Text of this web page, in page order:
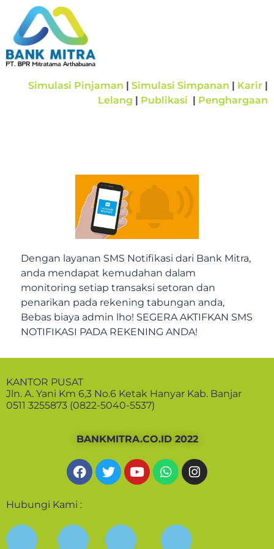
Simulasi Pinjaman | Simulasi Simpanan | Karir |
Lelang | Publikasi | Penghargaan
Dengan layanan SMS Notifikasi dari Bank Mitra,
anda mendapat kemudahan dalam
monitoring setiap transaksi setoran dan
penarikan pada rekening tabungan anda,
Bebas biaya admin lho! SEGERA AKTIFKAN SMS
NOTIFIKASI PADA REKENING ANDA!
KANTOR PUSAT
Jln. A. Yani Km 6,3 No.6 Ketak Hanyar Kab. Banjar
0511 3255873 (0822-5040-5537)
BANKMITRA.CO.ID 2022
Hubungi Kami :